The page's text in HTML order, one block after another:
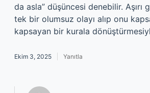
da asla” düşüncesi denebilir. Aşırı
tek bir olumsuz olayı alıp onu
kapsayan bir kurala
Ekim 3, 2025 Yanıtla